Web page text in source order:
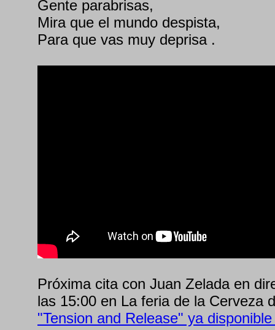
Gente parabrisas,
Mira que el mundo despista,
Para que vas muy deprisa .
Próxima cita con Juan Zelada en
las 15:00 en La feria de la Cerveza
"Tension and Release" ya